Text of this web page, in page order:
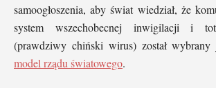
samoogłoszenia, aby świat wiedział, że
system wszechobecnej inwigilacji i
(prawdziwy chiński wirus) został
model rządu światowego.